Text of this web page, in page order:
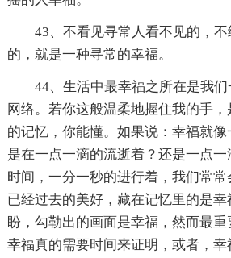
43、不看见寻常人看不见的，
的，就是一种寻常的幸福。
44、生活中最幸福之所在是我
网络。若你这般温柔地握住我的手
的记忆，你能懂。如果说：幸福就
是在一点一滴的流逝着？还是一点
时间，一分一秒的进行着，我们常常
已经过去的美好，藏在记忆里的是
盼，勾勒出的画面是幸福，然而最重
幸福真的需要时间来证明，或者，